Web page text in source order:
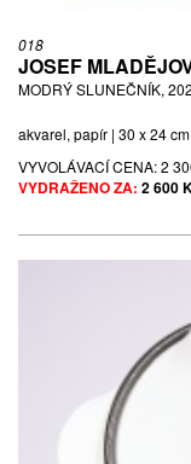
018
JOSEF
MODRÝ SLUNEČNÍK,
akvarel, papír | 30 x 24 cm
VYVOLÁVACÍ CENA:2
VYDRAŽENO ZA: 2 600